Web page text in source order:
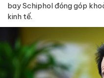
bay Schiphol đóng góp
kinh tế.